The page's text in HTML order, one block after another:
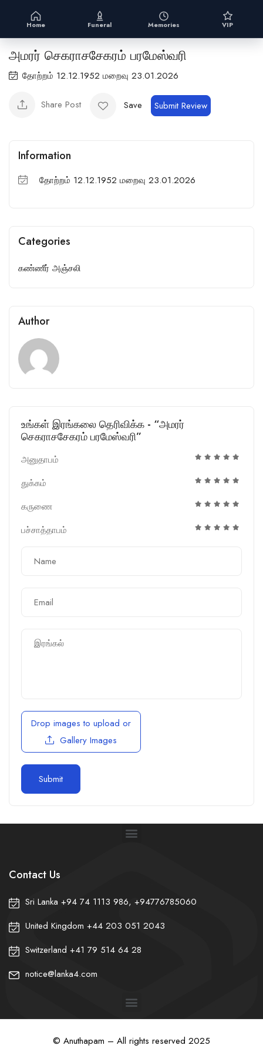
Home Funeral Memories VIP
அமரர் செகராசசேகரம் பரமேஸ்வரி
தோற்றம் 12.12.1952 மறைவு 23.01.2026
Share Post Save Submit Review
Information
தோற்றம் 12.12.1952 மறைவு 23.01.2026
Categories
கண்ணீர் அஞ்சலி
Author
உங்கள் இரங்கலை தெரிவிக்க - “அமரர்
செகராசசேகரம் பரமேஸ்வரி”
அனுதாபம்
துக்கம்
கருணை
பச்சாத்தாபம்
Drop images to upload or
Gallery Images
Contact Us
Sri Lanka +94 74 1113 986, +94776785060
United Kingdom +44 203 051 2043
Switzerland +41 79 514 64 28
notice@lanka4.com
© Anuthapam – All rights reserved 2025